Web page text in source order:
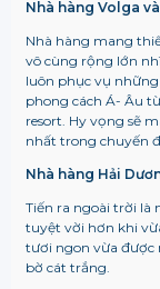
Nhà hàng Volga
Nhà hàng mang
vô cùng rộng lớn
luôn phục vụ
phong cách Á- Âu
resort. Hy vọng sẽ
nhất trong chuyến
Nhà hàng Hải
Tiến ra ngoài trời là
tuyệt vời hơn khi
tươi ngon vừa được
bờ cát trắng.